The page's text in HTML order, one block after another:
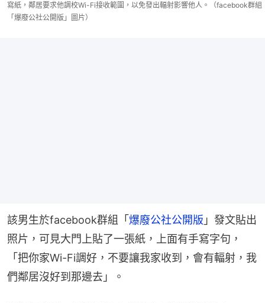
寫紙，鄰居要求他調校Wi-Fi接收範圍，以免發出輻射影響他人。（facebook群組
「爆廢公社公開版」圖片）
該男生於facebook群組「 爆廢公社公開版 」發文貼出
照片，可見大門上貼了一張紙，上面有手寫字句，
「把你家Wi-Fi調好，不要讓我家收到，會有輻射，我
們鄰居沒好到那邊去」。